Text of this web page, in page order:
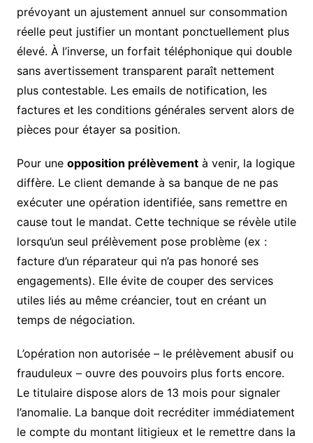
prévoyant un ajustement annuel sur consommation
réelle peut justifier un montant ponctuellement plus
élevé. À l’inverse, un forfait téléphonique qui double
sans avertissement transparent paraît nettement
plus contestable. Les emails de notification, les
factures et les conditions générales servent alors de
pièces pour étayer sa position.
Pour une opposition prélèvementà venir, la logique
diffère. Le client demande à sa banque de ne pas
exécuter une opération identifiée, sans remettre en
cause tout le mandat. Cette technique se révèle utile
lorsqu’un seul prélèvement pose problème (ex :
facture d’un réparateur qui n’a pas honoré ses
engagements). Elle évite de couper des services
utiles liés au même créancier, tout en créant un
temps de négociation.
L’opération non autorisée – le prélèvement abusif ou
frauduleux – ouvre des pouvoirs plus forts encore.
Le titulaire dispose alors de 13 mois pour signaler
l’anomalie. La banque doit recréditer immédiatement
le compte du montant litigieux et le remettre dans la